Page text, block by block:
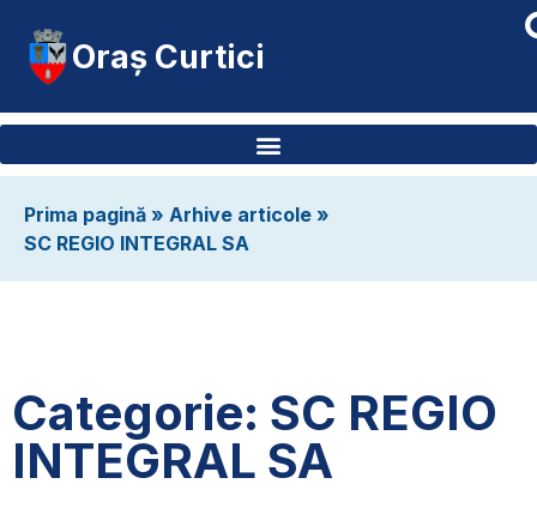
Oraș Curtici
Prima pagină » Arhive articole »
SC REGIO INTEGRAL SA
Categorie: SC REGIO
INTEGRAL SA